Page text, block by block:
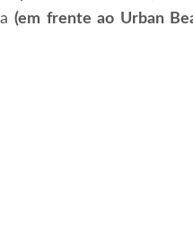
(em frente ao Urban